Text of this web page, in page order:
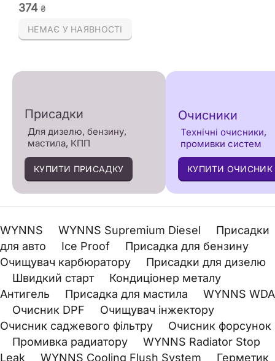
‍374‍ ₴
НЕМАЄ У НАЯВНОСТІ
Присадки
Для дизелю, бензину,
мастила, КПП
КУПИТИ ПРИСАДКУ
Очисники
Технічні очисники,
промивки систем
КУПИТИ ОЧИСНИК
WYNNS WYNNS Supremium Diesel
Присадки
для авто
Ice Proof
Присадка для бензину
Очищувач карбюратору
Присадки для дизелю
Швидкий старт
Кондиціонер металу
Антигель
Присадка для мастила
WYNNS WDA
Очисник DPF
Очищувач інжектору
Очисник саджевого фільтру
Очисник форсунок
Промивка радиатору
WYNNS Radiator Stop
Leak
WYNNS Cooling Flush System Герметик